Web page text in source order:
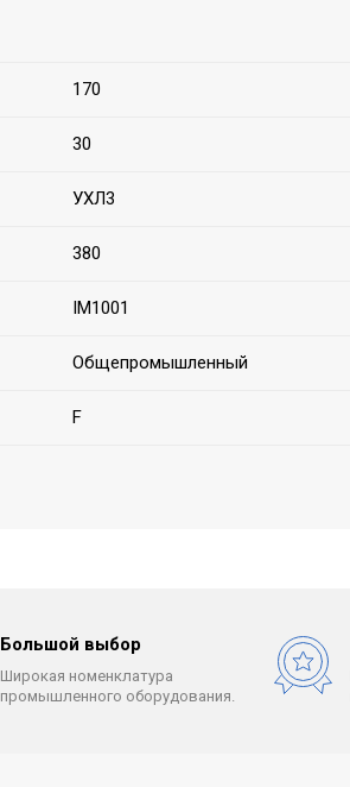
170
30
УХЛ3
380
IM1001
Общепромышленный
F
Большой выбор
Широкая номенклатура
промышленного оборудования.